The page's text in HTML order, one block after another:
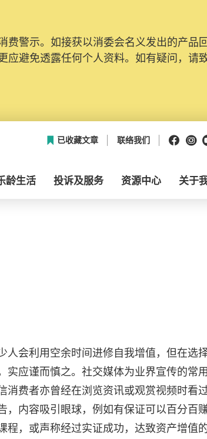
费警示。如接获以消委会名义发出的产品
应避免透露任何个人资料。如有疑问，请
已收藏文章 联络我们
龄生活 投诉及服务 资源中心 关于
人会利用空余时间进修自我增值，但在选
实应谨而慎之。社交媒体为业界宣传的常用
消费者亦曾经在浏览资讯或观赏视频时看
，内容吸引眼球，例如有保证可以百分百
程，或声称经过实证成功，达致资产增值